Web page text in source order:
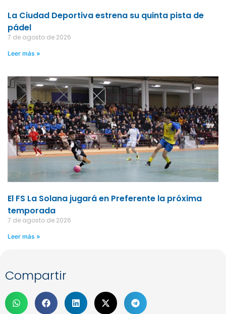
La Ciudad Deportiva estrena su quinta pista de
pádel
7 de agosto de 2026
Leer más »
El FS La Solana jugará en Preferente la próxima
temporada
7 de agosto de 2026
Leer más »
Compartir